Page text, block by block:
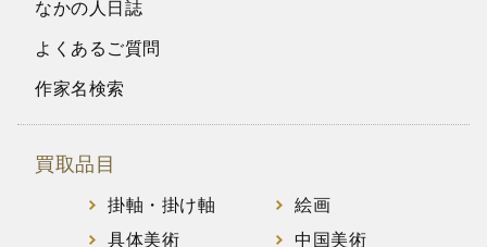
なかの人日誌
よくあるご質問
作家名検索
買取品目
掛軸・掛け軸
絵画
具体美術
中国美術